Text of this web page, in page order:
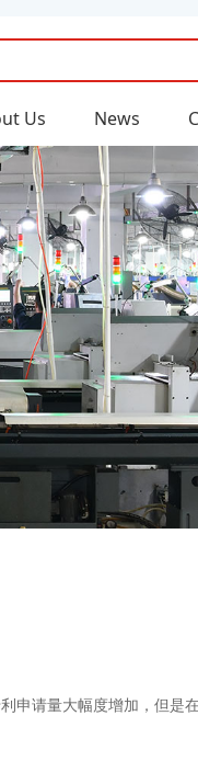
Us News
请量大幅度增加，但是